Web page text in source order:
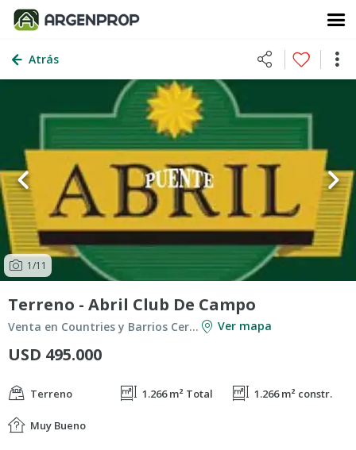
Atrás
1/11
Terreno - Abril Club De Campo
Venta en Countries y Barrios Cerrados en Berazategui Ver mapa
USD 495.000
Terreno 1.266 m² Total 1.266 m² constr.
Muy Bueno